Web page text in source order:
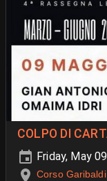
COLPO DI
Friday, May
Corso